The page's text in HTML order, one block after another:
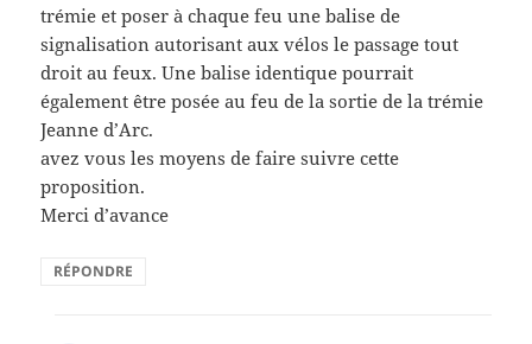
trémie et poser à chaque feu une balise de
signalisation autorisant aux vélos le passage tout
droit au feux. Une balise identique pourrait
également être posée au feu de la sortie de la trémie
Jeanne d’Arc.
avez vous les moyens de faire suivre cette
proposition.
Merci d’avance
RÉPONDRE